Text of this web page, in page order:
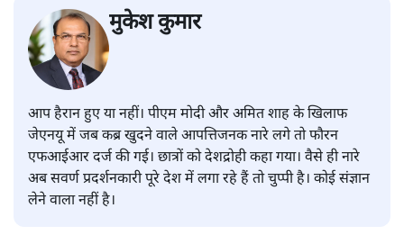
मुकेश कुमार
आप हैरान हुए या नहीं। पीएम मोदी और अमित शाह के खिलाफ
जेएनयू में जब कब्र खुदने वाले आपत्तिजनक नारे लगे तो फौरन
एफआईआर दर्ज की गई। छात्रों को देशद्रोही कहा गया। वैसे ही नारे
अब सवर्ण प्रदर्शनकारी पूरे देश में लगा रहे हैं तो चुप्पी है। कोई संज्ञान
लेने वाला नहीं है।